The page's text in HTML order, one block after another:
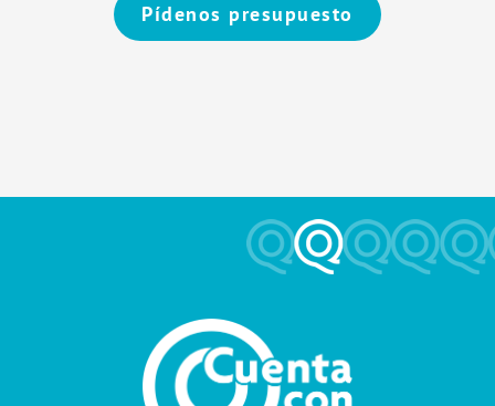
Pídenos presupuesto